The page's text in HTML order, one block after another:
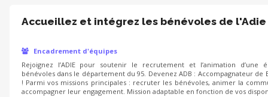
Accueillez et intégrez les bénévoles de l'Adie
Encadrement d'équipes
Rejoignez l’ADIE pour soutenir le recrutement et l’animation d’une
bénévoles dans le département du 95. Devenez ADB : Accompagnateur de
! Parmi vos missions principales : recruter les bénévoles, animer la
accompagner leur engagement. Mission adaptable en fonction de vos